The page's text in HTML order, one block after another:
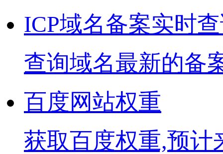
ICP域名备案实时
查询域名最新的备
百度网站权重
获取百度权重,预计